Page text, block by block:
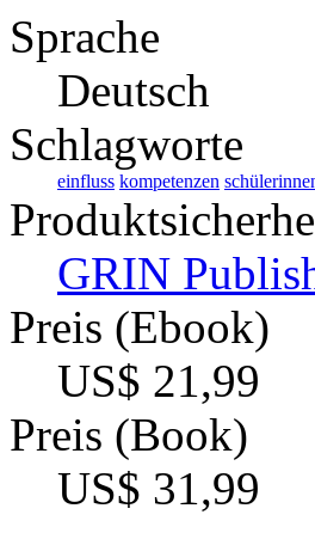
Sprache
Deutsch
Schlagworte
einfluss kompetenzen
GRIN
Preis (Ebook)
US$ 21,99
Preis (Book)
US$ 31,99